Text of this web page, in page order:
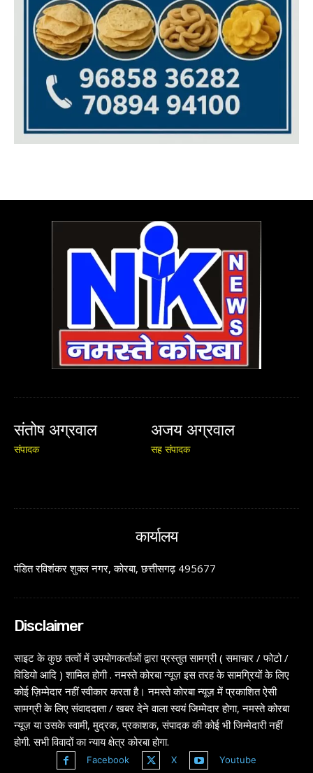
संतोष अग्रवाल
संपादक
अजय अग्रवाल
सह संपादक
कार्यालय
पंडित रविशंकर शुक्ल नगर, कोरबा, छत्तीसगढ़ 495677
Disclaimer
साइट के कुछ तत्वों में उपयोगकर्ताओं द्वारा प्रस्तुत सामग्री ( समाचार / फोटो /
विडियो आदि ) शामिल होगी . नमस्ते कोरबा न्यूज़ इस तरह के सामग्रियों के लिए
कोई ज़िम्मेदार नहीं स्वीकार करता है। नमस्ते कोरबा न्यूज़ में प्रकाशित ऐसी
सामग्री के लिए संवाददाता / खबर देने वाला स्वयं जिम्मेदार होगा, नमस्ते कोरबा
न्यूज़ या उसके स्वामी, मुद्रक, प्रकाशक, संपादक की कोई भी जिम्मेदारी नहीं
होगी. सभी विवादों का न्याय क्षेत्र कोरबा होगा.
Facebook X Youtube